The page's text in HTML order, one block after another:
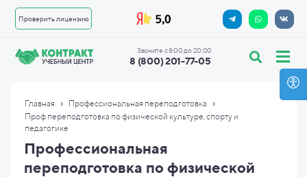
Проверить лицензию
8 (800) 201-77-05
Звоните с 8:00 до 20:00
Главная › Профессиональная переподготовка ›
Проф переподготовка по физической культуре, спорту и
педагогике
Профессиональная
переподготовка по физической